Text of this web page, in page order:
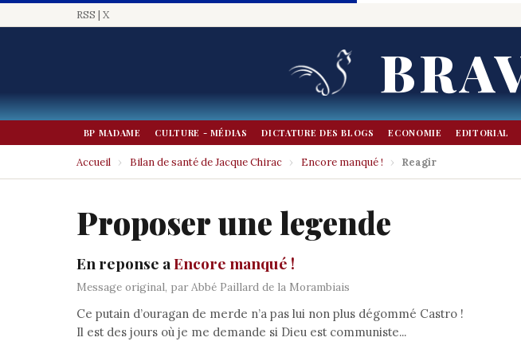
RSS | X
BP MADAME CULTURE - MÉDIAS DICTATURE DES BLOGS ECONOMIE EDITORIAL
Accueil › Bilan de santé de Jacque Chirac › Encore manqué ! › Reagir
Proposer une legende
En reponse aEncore manqué !
Message original, par Abbé Paillard de la Morambiais
Ce putain d’ouragan de merde n’a pas lui non plus dégommé Castro !
Il est des jours où je me demande si Dieu est communiste...